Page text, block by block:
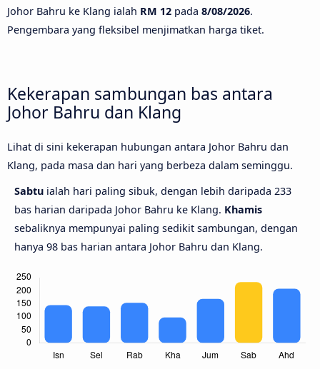
Johor Bahru ke Klang ialah RM 12 pada 8/08/2026.
Pengembara yang fleksibel menjimatkan harga tiket.
Kekerapan sambungan bas antara
Johor Bahru dan Klang
Lihat di sini kekerapan hubungan antara Johor Bahru dan
Klang, pada masa dan hari yang berbeza dalam seminggu.
Sabtu ialah hari paling sibuk, dengan lebih daripada 233
bas harian daripada Johor Bahru ke Klang. Khamis
sebaliknya mempunyai paling sedikit sambungan, dengan
hanya 98 bas harian antara Johor Bahru dan Klang.